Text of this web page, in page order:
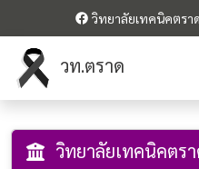
วิทยาลัยเทคนิคตราด
วท.ตราด
วิทยาลัยเทคนิคตร